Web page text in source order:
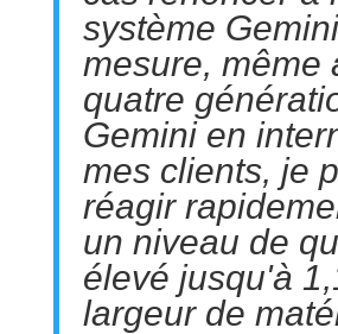
système
mesure, même
quatre
Gemini en
mes clients, je
réagir
un niveau de
élevé jusqu'à
largeur de